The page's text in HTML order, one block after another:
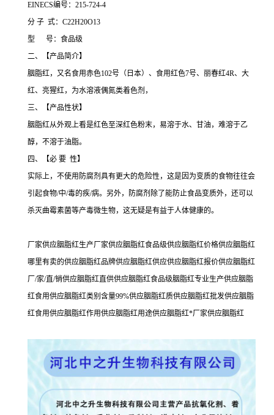
EINECS编号：215-724-4
分 子 式：C22H20O13
型 号：食品级
二、【产品简介】
胭脂红，又名食用赤色102号（日本）、食用红色7号、丽春红4R、大
红、亮猩红，为水溶液偶氮类着色剂，
三、【产品性状】
胭脂红从外观上看是红色至深红色粉末，易溶于水、甘油，难溶于乙
醇，不溶于油脂。
四、【必 要 性】
实际上，不使用防腐剂具有更大的危险性，这是因为变质的食物往往会
引起食物/中/毒的疾/病。另外，防腐剂除了能防止食品变质外，还可以
杀灭曲霉素菌等产毒微生物，这无疑是有益于人体健康的。
厂家供应胭脂红生产厂家供应胭脂红食品级供应胭脂红价格供应胭脂红
哪里有卖的供应胭脂红品牌供应胭脂红供应供应胭脂红报价供应胭脂红
厂/家/直/销供应胭脂红直供供应胭脂红食品级胭脂红专业生产供应胭脂
红食用供应胭脂红类别含量99%供应胭脂红质供应胭脂红批发供应胭脂
红食用供应胭脂红作用供应胭脂红用途供应胭脂红*厂家供应胭脂红